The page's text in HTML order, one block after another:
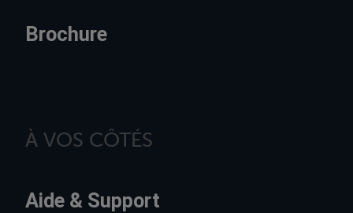
Brochure
À VOS CÔTÉS
Aide & Support